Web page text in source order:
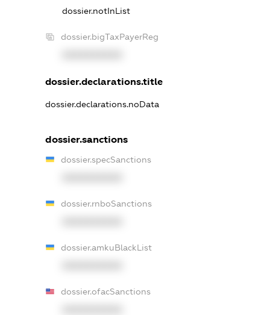
dossier.notInList
dossier.bigTaxPayerReg
dossier.declarations.title
dossier.declarations.noData
dossier.sanctions
dossier.specSanctions
dossier.rnboSanctions
dossier.amkuBlackList
dossier.ofacSanctions